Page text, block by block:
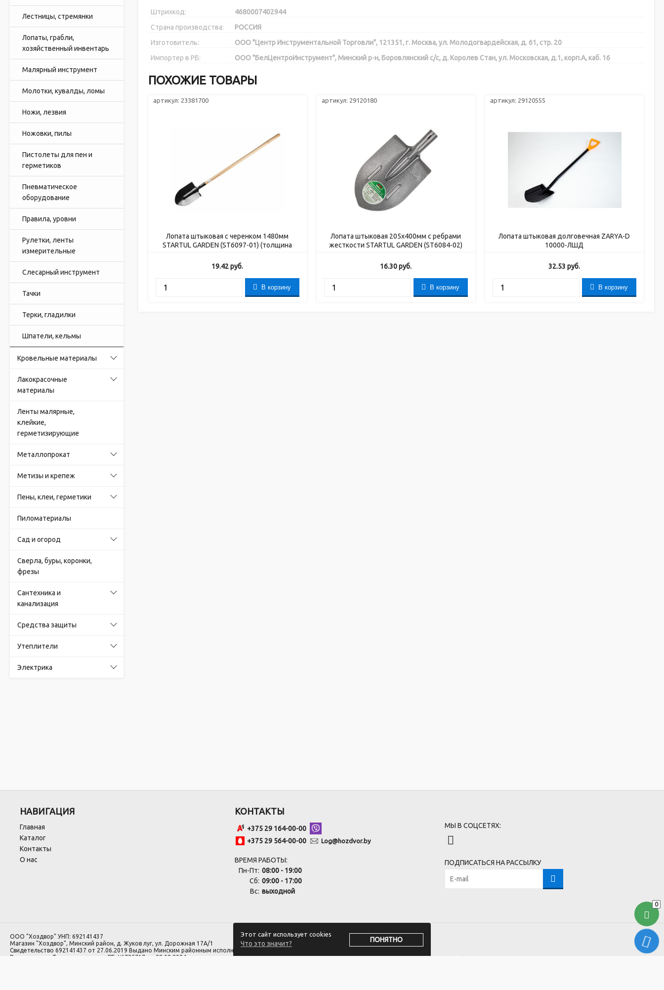
Лестницы, стремянки
Лопаты, грабли,
хозяйственный инвентарь
Малярный инструмент
Молотки, кувалды, ломы
Ножи, лезвия
Ножовки, пилы
Пистолеты для пен и
герметиков
Пневматическое
оборудование
Правила, уровни
Рулетки, ленты
измерительные
Слесарный инструмент
Тачки
Терки, гладилки
Шпатели, кельмы
Кровельные материалы
Лакокрасочные
материалы
Ленты малярные,
клейкие,
герметизирующие
Металлопрокат
Метизы и крепеж
Пены, клеи, герметики
Пиломатериалы
Сад и огород
Сверла, буры, коронки,
фрезы
Сантехника и
канализация
Средства защиты
Утеплители
Электрика
Штрихкод:
4680007402944
Страна производства:
РОССИЯ
Изготовитель:
ООО "Центр Инструментальной Торговли", 121351, г. Москва, ул. Молодогвардейская, д. 61, стр. 20
Импортер в РБ:
ООО "БелЦентроИнструмент", Минский р-н, Боровлянский с/с, д. Королев Стан, ул. Московская, д.1, корп.А, каб. 16
ПОХОЖИЕ ТОВАРЫ
артикул: 23381700
Лопата штыковая с черенком 1480мм
STARTUL GARDEN (ST6097-01) (толщина
19.42руб.
В корзину
артикул: 29120180
Лопата штыковая 205х400мм с ребрами
жесткости STARTUL GARDEN (ST6084-02)
16.30руб.
В корзину
артикул: 29120555
Лопата штыковая долговечная ZARYA-D
10000-ЛШД
32.53 руб.
В корзину
0
Этот сайт использует cookies
Что это значит?
ПОНЯТНО
НАВИГАЦИЯ
Главная
Каталог
Контакты
О нас
КОНТАКТЫ
+375 29 164-00-00
+375 29 564-00-00
Log@hozdvor.by
ВРЕМЯ РАБОТЫ:
Пн-Пт: 08:00 - 19:00
Сб: 09:00 - 17:00
Вс: выходной
МЫ В СОЦСЕТЯХ:
ПОДПИСАТЬСЯ НА РАССЫЛКУ
ООО "Хоздвор" УНП: 692141437
Магазин "Хоздвор", Минский район, д. Жуков луг, ул. Дорожная 17А/1
Свидетельство 692141437 от 27.06.2019 Выдано Минским районным исполнительным комитетом.
Регистрация в Торговом реестре РБ: №725717 от 28.08.2024.